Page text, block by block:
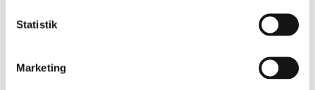
Statistik
Marketing
...